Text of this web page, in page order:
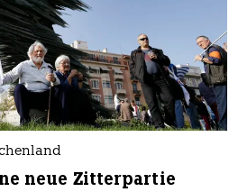
neue Zitterpartie